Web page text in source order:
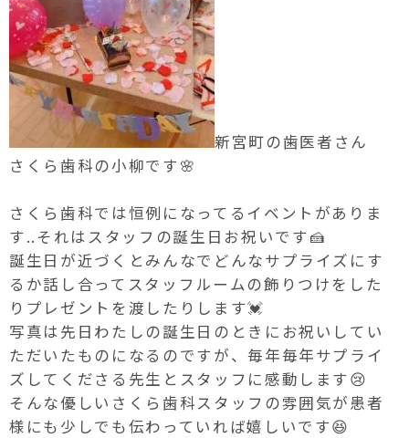
新宮町の歯医者さん
さくら歯科の小柳です🌸
さくら歯科では恒例になってるイベントがありま
す..それはスタッフの誕生日お祝いです🍰
誕生日が近づくとみんなでどんなサプライズにす
るか話し合ってスタッフルームの飾りつけをした
りプレゼントを渡したりします💓
写真は先日わたしの誕生日のときにお祝いしてい
ただいたものになるのですが、毎年毎年サプライ
ズしてくださる先生とスタッフに感動します😢
そんな優しいさくら歯科スタッフの雰囲気が患者
様にも少しでも伝わっていれば嬉しいです😆